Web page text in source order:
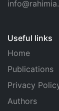
Useful links
Home
Publications
Privacy
Authors